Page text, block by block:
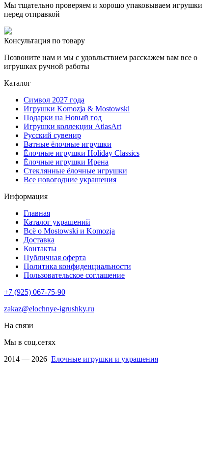
Мы тщательно проверяем и хорошо упаковываем игрушки
перед отправкой
Консультация по товару
Позвоните нам и мы с удовльствием расскажем вам все о
игрушках ручной работы
Каталог
Символ 2027 года
Игрушки Komozja & Mostowski
Подарки на Новый год
Игрушки коллекции AtlasArt
Русский сувенир
Ватные ёлочные игрушки
Ёлочные игрушки Holiday Classics
Ëлочные игрушки Ирена
Стеклянные ёлочные игрушки
Все новогодние украшения
Информация
Главная
Каталог украшений
Всё о Mostowski и Komozja
Доставка
Контакты
Публичная оферта
Политика конфиденциальности
Пользовательское соглашение
+7 (925) 067-75-90
zakaz@elochnye-igrushky.ru
На связи
Мы в соц.сетях
2014 — 2026 Елочные игрушки и украшения